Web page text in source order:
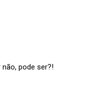
pode ser?!